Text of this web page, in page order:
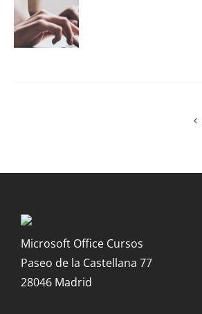
Microsoft Office Cursos
Paseo de la Castellana 77
28046 Madrid